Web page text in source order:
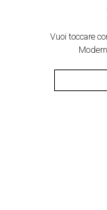
Vuoi toccare